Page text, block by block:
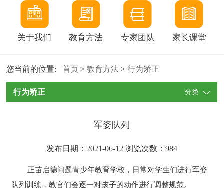
关于我们 教育方法 专家团队 家长课堂
您当前的位置:首页 >教育方法 >行为矫正
行为矫正 分类
军姿队列
发布日期：2021-06-12 浏览次数： 984
正苗启德问题青少年教育学校，日常对学生们进行军姿
队列训练，教官们会逐一对孩子的动作进行调整规范。